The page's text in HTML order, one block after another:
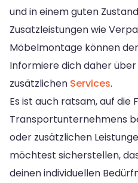
und in einem guten
Zusatzleistungen wie
Möbelmontage können
Informiere dich daher
zusätzlichen Services.
Es ist auch ratsam, auf die
Transportunternehmens
oder zusätzlichen
möchtest sicherstellen,
deinen individuellen